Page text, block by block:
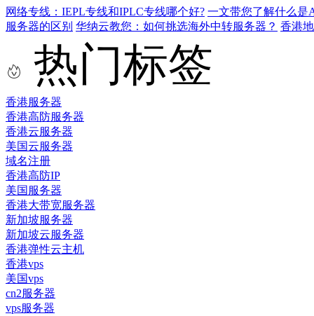
网络专线：IEPL专线和IPLC专线哪个好? 一文带您了解什么是
服务器的区别 华纳云教您：如何挑选海外中转服务器？ 香港
热门标签
香港服务器
香港高防服务器
香港云服务器
美国云服务器
域名注册
香港高防IP
美国服务器
香港大带宽服务器
新加坡服务器
新加坡云服务器
香港弹性云主机
香港vps
美国vps
cn2服务器
vps服务器